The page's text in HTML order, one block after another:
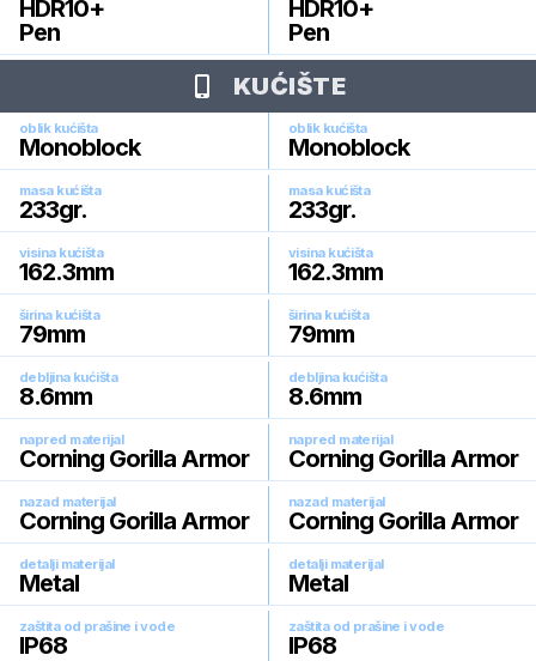
HDR10+
Pen
HDR10+
Pen
KUĆIŠTE
oblik kućišta
Monoblock
oblik kućišta
Monoblock
masa kućišta
233gr.
masa kućišta
233gr.
visina kućišta
162.3mm
visina kućišta
162.3mm
širina kućišta
79mm
širina kućišta
79mm
debljina kućišta
8.6mm
debljina kućišta
8.6mm
napred materijal
Corning Gorilla Armor
napred materijal
Corning Gorilla Armor
nazad materijal
Corning Gorilla Armor
nazad materijal
Corning Gorilla Armor
detalji materijal
Metal
detalji materijal
Metal
zaštita od prašine i vode
IP68
zaštita od prašine i vode
IP68